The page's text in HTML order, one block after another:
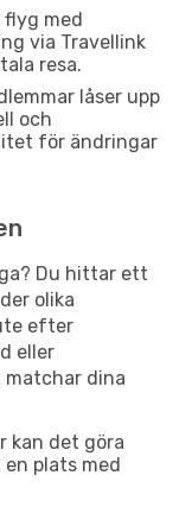
flyg med
via Travellink
resa.
låser upp
och
för ändringar
Du hittar ett
olika
efter
eller
dina
kan det göra
plats med